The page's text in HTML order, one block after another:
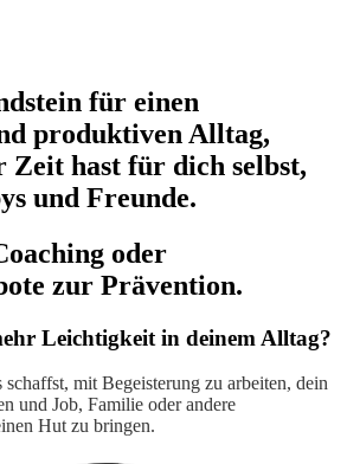
für einen
produktiven Alltag,
Zeit hast für dich selbst,
und Freunde.
oder
zur Prävention.
Leichtigkeit in deinem Alltag?
schaffst, mit Begeisterung zu arbeiten, dein
und Job, Familie oder andere
Hut zu bringen.